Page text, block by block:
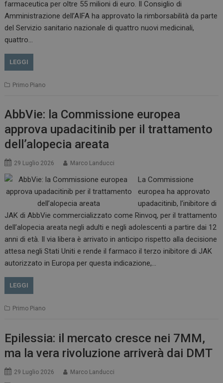
farmaceutica per oltre 55 milioni di euro. Il Consiglio di
Amministrazione dell’AIFA ha approvato la rimborsabilità da parte
del Servizio sanitario nazionale di quattro nuovi medicinali,
quattro…
LEGGI
Primo Piano
AbbVie: la Commissione europea
approva upadacitinib per il trattamento
dell’alopecia areata
29 Luglio 2026 Marco Landucci
La Commissione
europea ha approvato
upadacitinib, l’inibitore di
JAK di AbbVie commercializzato come Rinvoq, per il trattamento
dell’alopecia areata negli adulti e negli adolescenti a partire dai 12
anni di età. Il via libera è arrivato in anticipo rispetto alla decisione
attesa negli Stati Uniti e rende il farmaco il terzo inibitore di JAK
autorizzato in Europa per questa indicazione,…
LEGGI
Primo Piano
Epilessia: il mercato cresce nei 7MM,
ma la vera rivoluzione arriverà dai DMT
29 Luglio 2026 Marco Landucci
VISITOR_INFO1_LIVE
Google LLC
.youtube.com
5